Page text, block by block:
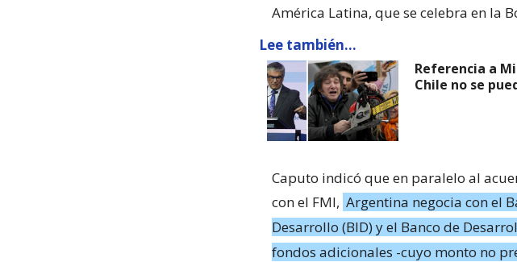
América Latina, que se celebra en la
Lee también...
Referencia a
Chile no se
Caputo indicó que en paralelo al
con el FMI, Argentina negocia con el
Desarrollo (BID) y el Banco de
fondos adicionales -cuyo monto no